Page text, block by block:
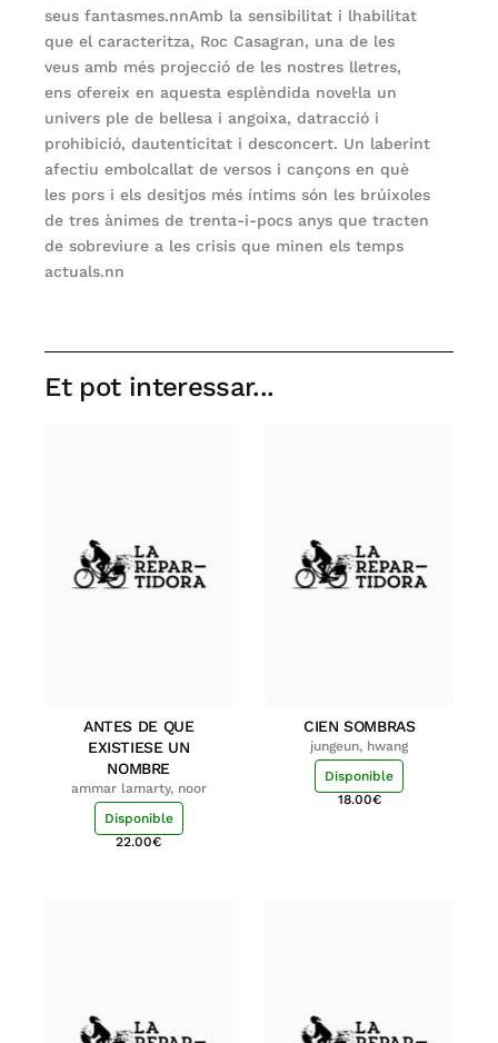
seus fantasmes.nnAmb la sensibilitat i lhabilitat
que el caracteritza, Roc Casagran, una de les
veus amb més projecció de les nostres lletres,
ens ofereix en aquesta esplèndida novel·la un
univers ple de bellesa i angoixa, datracció i
prohibició, dautenticitat i desconcert. Un laberint
afectiu embolcallat de versos i cançons en què
les pors i els desitjos més íntims són les brúixoles
de tres ànimes de trenta-i-pocs anys que tracten
de sobreviure a les crisis que minen els temps
actuals.nn
Et pot interessar...
ANTES DE QUE
EXISTIESE UN
NOMBRE
ammar lamarty, noor
Disponible
22.00€
CIEN SOMBRAS
jungeun, hwang
Disponible
18.00€